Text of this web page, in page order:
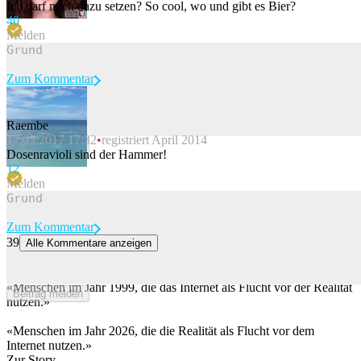
Ich darf mich dazu setzen? So cool, wo und gibt es Bier?
40
Melden
Beitrag melden
Zum Kommentar
Raembe
17.05.2017 17:32 registriert April 2014
Dosenravioli sind der Hammer!
12
Melden
Beitrag melden
Zum Kommentar
39 Alle Kommentare anzeigen
«Menschen im Jahr 1999, die das Internet als Flucht vor der Realität
nutzen.»
«Menschen im Jahr 2026, die die Realität als Flucht vor dem
Internet nutzen.»